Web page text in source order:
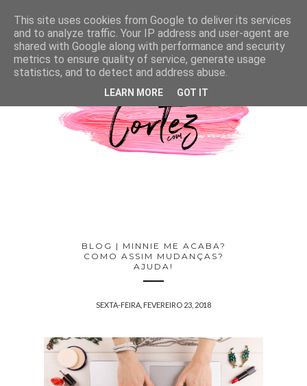
BLOG | MINNIE ME ACABA?
COMO ASSIM MUDANÇAS?
AJUDA!
SEXTA-FEIRA, FEVEREIRO 23, 2018
This site uses cookies from Google to deliver its services
and to analyze traffic. Your IP address and user-agent are
shared with Google along with performance and security
metrics to ensure quality of service, generate usage
statistics, and to detect and address abuse.
LEARN MORE GOT IT